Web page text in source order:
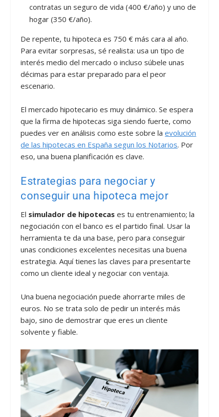
contratas un seguro de vida (400 €/año) y uno de
hogar (350 €/año).
De repente, tu hipoteca es 750 € más cara al año.
Para evitar sorpresas, sé realista: usa un tipo de
interés medio del mercado o incluso súbele unas
décimas para estar preparado para el peor
escenario.
El mercado hipotecario es muy dinámico. Se espera
que la firma de hipotecas siga siendo fuerte, como
puedes ver en análisis como este sobre laevolución
de las hipotecas en España segun los Notarios. Por
eso, una buena planificación es clave.
Estrategias para negociar y
conseguir una hipoteca mejor
El simulador de hipotecas es tu entrenamiento; la
negociación con el banco es el partido final. Usar la
herramienta te da una base, pero para conseguir
unas condiciones excelentes necesitas una buena
estrategia. Aquí tienes las claves para presentarte
como un cliente ideal y negociar con ventaja.
Una buena negociación puede ahorrarte miles de
euros. No se trata solo de pedir un interés más
bajo, sino de demostrar que eres un cliente
solvente y fiable.